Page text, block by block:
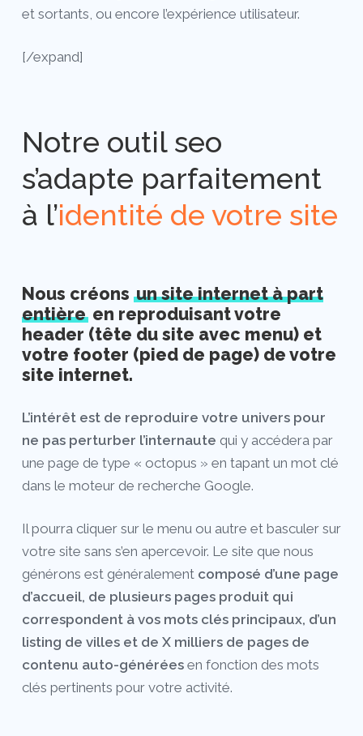
et sortants, ou encore l’expérience utilisateur.
[/expand]
Notre outil seo
s’adapte parfaitement
à l’identité de votre site
Nous créonsun site internet à part
entière en reproduisant votre
header (tête du site avec menu) et
votre footer (pied de page) de votre
site internet.
L’intérêt est de reproduire votre univers pour
ne pas perturber l’internaute qui y accédera par
une page de type « octopus » en tapant un mot clé
dans le moteur de recherche Google.
Il pourra cliquer sur le menu ou autre et basculer sur
votre site sans s’en apercevoir. Le site que nous
générons est généralement composé d’une page
d’accueil, de plusieurs pages produit qui
correspondent à vos mots clés principaux, d’un
listing de villes et de X milliers de pages de
contenu auto-généréesen fonction des mots
clés pertinents pour votre activité.